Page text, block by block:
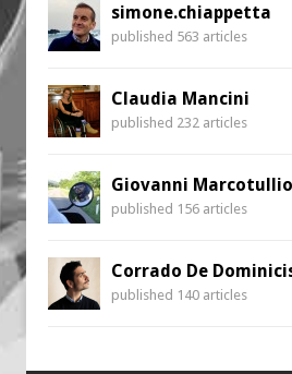
simone.chiappetta
published 563 articles
Claudia Mancini
published 232 articles
Giovanni Marcotullio
published 156 articles
Corrado De
published 140 articles